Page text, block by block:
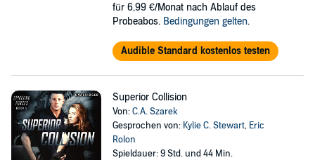
für 6,99 €/Monat nach Ablauf des
Probeabos. Bedingungen gelten.
Audible Standard kostenlos testen
Superior Collision
Von:C.A. Szarek
Gesprochen von: Kylie C. Stewart, Eric
Rolon
Spieldauer: 9 Std. und 44 Min.